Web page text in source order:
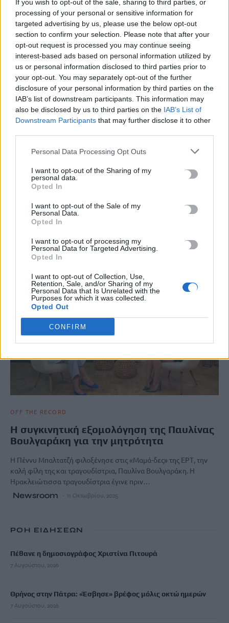
If you wish to opt-out of the sale, sharing to third parties, or
processing of your personal or sensitive information for
targeted advertising by us, please use the below opt-out
section to confirm your selection. Please note that after your
opt-out request is processed you may continue seeing
interest-based ads based on personal information utilized by
us or personal information disclosed to third parties prior to
your opt-out. You may separately opt-out of the further
disclosure of your personal information by third parties on the
IAB’s list of downstream participants. This information may
also be disclosed by us to third parties on the IAB’s List of
Downstream Participants that may further disclose it to other
Personal Data Processing Opt Outs
I want to opt-out of the Sharing of my
personal data.
Opted In
I want to opt-out of the Sale of my
Personal Data.
Opted In
I want to opt-out of processing my
Personal Data for Targeted Advertising.
Opted In
I want to opt-out of Collection, Use,
Retention, Sale, and/or Sharing of my
Personal Data that Is Unrelated with the
Purposes for which it was collected.
Opted Out
CONFIRM
6 Μαρτίου, 2026
LIFESTYLE
Ψάχνει σπίτι στην Κρήτη η Παυλίνα
Παράλληλα με τις καλλιτεχνικές δραστηριότητές της και τα
podcast στην ΕΡΤ, η Παυλίνα Βουλγαράκη ετοιμάζεται να
στεγάσει μόνιμα στη Μεγαλόνησο…
Newsroom 17 Νοεμβρίου, 2025
OFF THE RECORD
Η συγκινητική εξομολόγηση της Παυλίνας
Βουλγαράκη για την μητρότητα
Η Πέννυ Μπαλτατζή φιλοξένησε στις «Μαμά-δες» της ΕΡΤ, την
καλή φίλη της και τραγουδίστρια, Παυλίνα Βουλγαράκη. Η
Ηρακλειώτισσα τραγουδίστρια έγινε πριν…
Newsroom 11 Οκτωβρίου, 2025
ΡΟΗ ΕΙΔΗΣΕΩΝ
Πέθανε η δημοσιογράφος Χριστίνα Πιτουρά
7 Αυγούστου, 2026
Θρήνος στην Πάτρα: «Έσβησε» βρέφος μόλις οκτώ ημερών
7 Αυγούστου, 2026